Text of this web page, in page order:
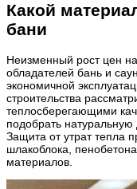
Какой
бани
Неизменный рост цен
обладателей бань и
экономичной
строительства
теплосберегающими
подобрать
Защита от утрат тепла
шлакоблока,
материалов.